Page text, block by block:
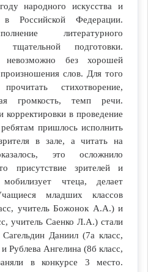
народного искусства и
в Российской Федерации.
литературного
тщательной подготовки.
невозможно без хорошей
слов. Для того
стихотворение,
громкость, темп речи.
корректировки в проведение
пришлось исполнить
в зале, а читать на
это осложнило
присутствие зрителей и
чтеца, делает
младших классов
учитель Божонок А.А.) и
учитель Саенко Л.А.) стали
Даниил (7а класс,
Рублева Ангелина (8б класс,
в конкурсе 3 место.